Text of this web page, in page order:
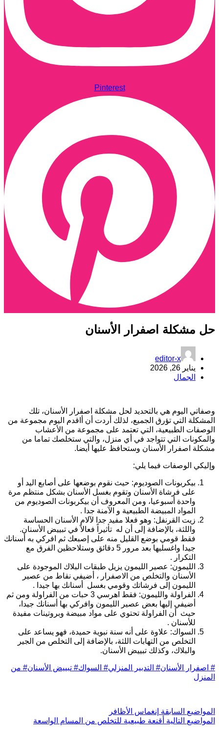
Pinterest
مشكلة اصفرار الأسنان
editor-x
يناير 26, 2026
الجمال
اليوم هي بالتحديد لحل مشكلة اصفرار الأسنان، تلك
التي تؤرق الجميع، لذلك أردت أن أاقدم اليوم مجموعة من
الطبيعية، التي تعتمد على مجموعة من الأعشاب
التي تتواجد في أي منزل، والتي ستخلصك تماما من
اصفرار الأسنان وستحافظ عليها أيضا.
الوصفات فيما يلي:
بيكربونات الصوديوم: حيث نقوم بوضعها على أصابع اليد أو
على فرشاة الأسنان وتقوم بغسل الأسنان بشكل منتظم مرة
واحدة أسبوعيا، ومن المعروف أن بيكربونات الصوديوم من
المواد المبيضة الطبيعية و الآمنة جدا .
زيت القرنفل: وهو فعلا مفيد جدا لآلام الأسنان الحساسة
واللثة، بالإضافة إلى أن له تأثيراً فعالاً في تبييض الأسنان.
فقط قومي بوضع القليل منه على إصبعك ثم افركي به أسنانك
جيدا واغسليها بعد مرور 5 دقائق وستلاحظين الفرق مع
التكرار .
الليمون: عصير الليمون يزيل طبقات البلاك الموجودة على
الأسنان والتخلص من الاصفرار ، أضيفي نقاط من عصير
الليمون إلى فرشاتك وقومي بغسل أسنانك بها جيدا .
الفراولة والليمون: فقط اهرسي 3 حبات من الفراولة ومن ثم
أضيفي إليها بعض عصير الليمون وافركي بها أسنانك جيدا،
حيث أن الفراولة تحتوي على مواد مبيضة وبروتينات مفيدة
للأسنان .
السواك: علاوة على أنه سنة نبوية حميدة، فهو يساعد على
التخلص من التهابات اللثة، بالإضافة إلى التخلص من الجير
والبلاك، وكذلك تبييض الأسنان.
اصفرار الأسنان#التدبير المنزلي#السواك#تبييض الأسنان#من
مواضيعالسابقةإنغماس الأظافر
مواضيعالتاليةأقنعة طبيعية للتخلص من المسام الواسعة